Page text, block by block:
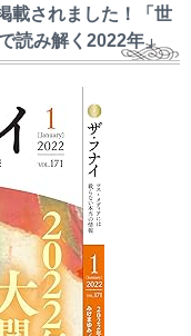
載されました！「世
読み解く2022年」